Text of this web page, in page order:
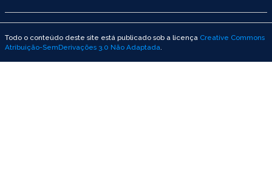
Todo o conteúdo deste site está publicado sob a licença Creative Commons
Atribuição-SemDerivações 3.0 Não Adaptada.